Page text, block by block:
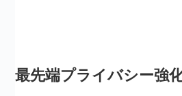
最先端プライバシー強